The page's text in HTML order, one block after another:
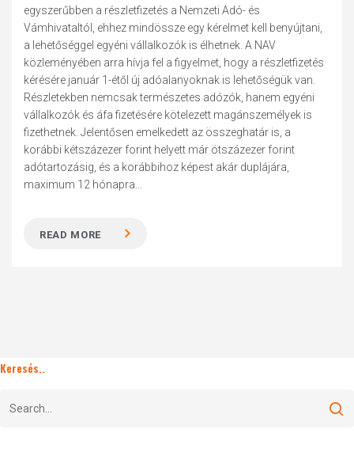
egyszerűbben a részletfizetés a Nemzeti Adó- és
Vámhivataltól, ehhez mindössze egy kérelmet kell benyújtani,
a lehetőséggel egyéni vállalkozók is élhetnek. A NAV
közleményében arra hívja fel a figyelmet, hogy a részletfizetés
kérésére január 1-étől új adóalanyoknak is lehetőségük van.
Részletekben nemcsak természetes adózók, hanem egyéni
vállalkozók és áfa fizetésére kötelezett magánszemélyek is
fizethetnek. Jelentősen emelkedett az összeghatár is, a
korábbi kétszázezer forint helyett már ötszázezer forint
adótartozásig, és a korábbihoz képest akár duplájára,
maximum 12 hónapra...
READ MORE
Keresés..